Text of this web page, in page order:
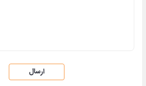
ارسال